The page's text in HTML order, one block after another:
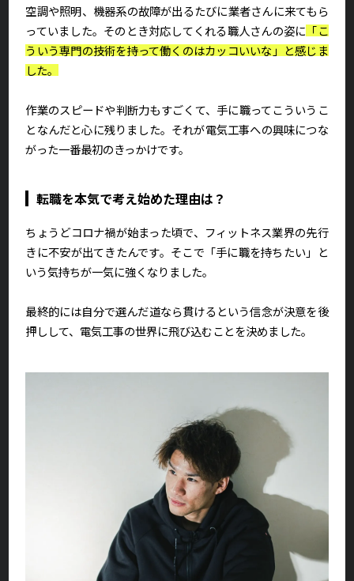
空調や照明、機器系の故障が出るたびに業者さんに来てもら
っていました。そのとき対応してくれる職人さんの姿に「こ
ういう専門の技術を持って働くのはカッコいいな」と感じま
した。
作業のスピードや判断力もすごくて、手に職ってこういうこ
となんだと心に残りました。それが電気工事への興味につな
がった一番最初のきっかけです。
転職を本気で考え始めた理由は？
ちょうどコロナ禍が始まった頃で、フィットネス業界の先行
きに不安が出てきたんです。そこで「手に職を持ちたい」と
いう気持ちが一気に強くなりました。
最終的には自分で選んだ道なら貫けるという信念が決意を後
押しして、電気工事の世界に飛び込むことを決めました。